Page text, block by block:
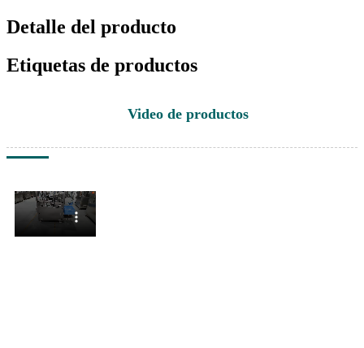
Detalle del producto
Etiquetas de productos
Video de productos